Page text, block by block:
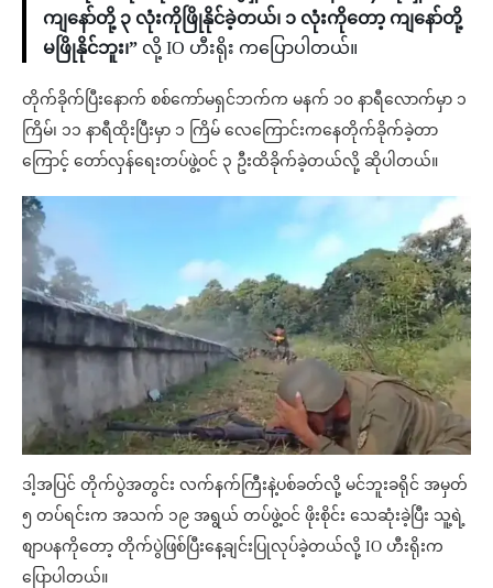
ကျနော်တို့ ၃ လုံးကိုဖြိုနိုင်ခဲ့တယ်၊ ၁ လုံးကိုတော့ ကျနော်တို့
မဖြိုနိုင်ဘူး၊” လို့ IO ဟီးရိုး ကပြောပါတယ်။
တိုက်ခိုက်ပြီးနောက် စစ်ကော်မရှင်ဘက်က မနက် ၁၀ နာရီလောက်မှာ ၁
ကြိမ်၊ ၁၁ နာရီထိုးပြီးမှာ ၁ ကြိမ် လေကြောင်းကနေတိုက်ခိုက်ခဲ့တာ
ကြောင့် တော်လှန်ရေးတပ်ဖွဲ့ဝင် ၃ ဦးထိခိုက်ခဲ့တယ်လို့ ဆိုပါတယ်။
ဒါ့အပြင် တိုက်ပွဲအတွင်း လက်နက်ကြီးနဲ့ပစ်ခတ်လို့ မင်ဘူးခရိုင် အမှတ်
၅ တပ်ရင်းက အသက် ၁၉ အရွယ် တပ်ဖွဲ့ဝင် ဖိုးစိုင်း သေဆုံးခဲ့ပြီး သူ့ရဲ့
စျာပနကိုတော့ တိုက်ပွဲဖြစ်ပြီးနေ့ချင်းပြုလုပ်ခဲ့တယ်လို့ IO ဟီးရိုးက
ပြောပါတယ်။